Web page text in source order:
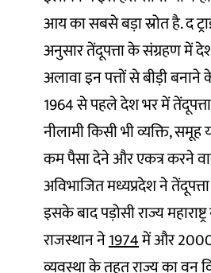
आय का सबसे बड़ा स्रोत है.द
अनुसार तेंदूपत्ता के संग्रहण में
अलावा इन पत्तों से बीड़ी
1964 से पहले देश भर में
नीलामी किसी भी व्यक्ति,
कम पैसा देने और एकत्र करने
अविभाजित मध्यप्रदेश ने
इसके बाद पड़ोसी राज्य
राजस्थान ने1974में और
व्यवस्था के तहत राज्य का वन